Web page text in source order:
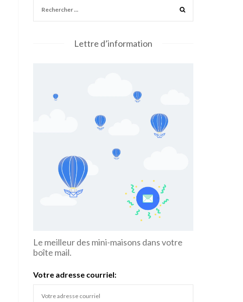
Lettre d’information
Le meilleur des mini-maisons dans votre
boîte mail.
Votre adresse courriel: